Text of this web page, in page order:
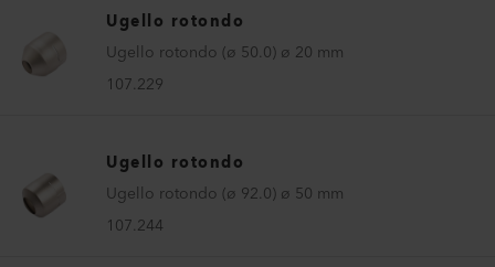
Ugello rotondo
Ugello rotondo (ø 50.0) ø 20 mm
107.229
Ugello rotondo
Ugello rotondo (ø 92.0) ø 50 mm
107.244